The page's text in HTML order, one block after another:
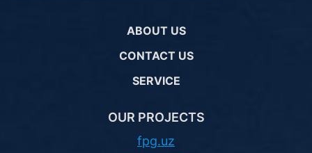
ABOUT US
CONTACT US
SERVICE
OUR PROJECTS
fpg.uz